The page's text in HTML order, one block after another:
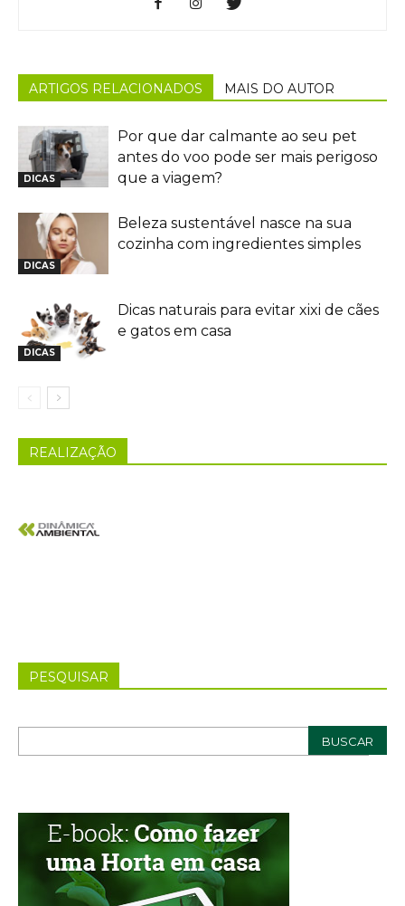
ARTIGOS RELACIONADOS MAIS DO AUTOR
DICAS
Por que dar calmante ao seu pet
antes do voo pode ser mais perigoso
que a viagem?
DICAS
Beleza sustentável nasce na sua
cozinha com ingredientes simples
DICAS
Dicas naturais para evitar xixi de cães
e gatos em casa
REALIZAÇÃO
PESQUISAR